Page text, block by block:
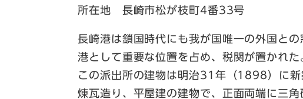
所在地 長崎市松が枝町4番33号
長崎港は鎖国時代にも我が国唯一の外国と
港として重要な位置を占め、税関が置かれた
この派出所の建物は明治31年（1898）に
煉瓦造り、平屋建の建物で、正面両端に三